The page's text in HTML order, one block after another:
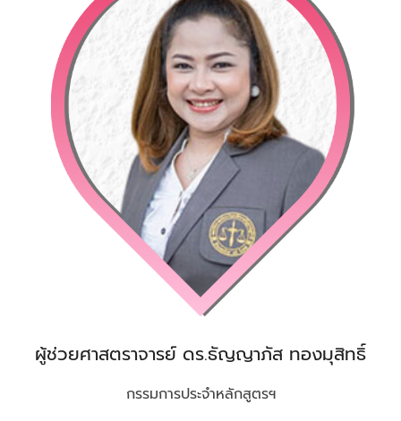
ผู้ช่วยศาสตราจารย์ ดร.ธัญญาภัส ทองมุสิทธิ์
กรรมการประจำหลักสูตรฯ